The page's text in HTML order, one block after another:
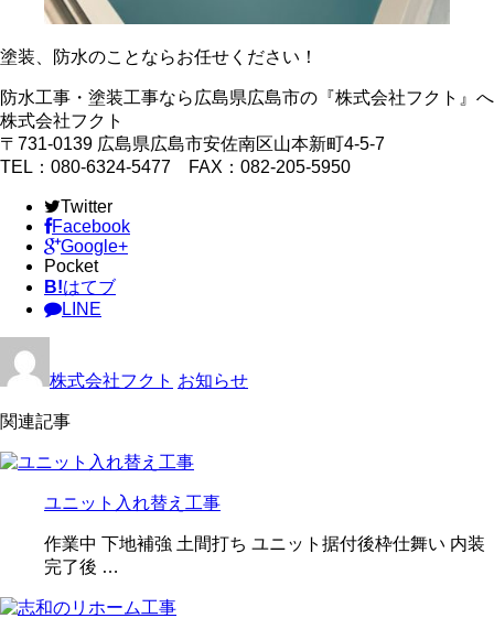
塗装、防水のことならお任せください！
防水工事・塗装工事なら広島県広島市の『株式会社フクト』へ
株式会社フクト
〒731-0139 広島県広島市安佐南区山本新町4-5-7
TEL：080-6324-5477 FAX：082-205-5950
Twitter
Facebook
Google+
Pocket
B!はてブ
LINE
株式会社フクト お知らせ
関連記事
ユニット入れ替え工事
作業中 下地補強 土間打ち ユニット据付後枠仕舞い 内装
完了後 …